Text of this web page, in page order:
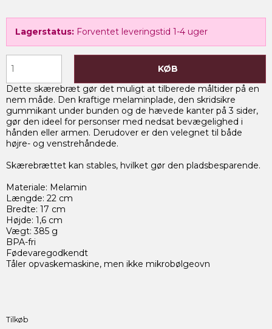
Lagerstatus: Forventet leveringstid 1-4 uger
KØB
Dette skærebræt gør det muligt at tilberede måltider på en
nem måde. Den kraftige melaminplade, den skridsikre
gummikant under bunden og de hævede kanter på 3 sider,
gør den ideel for personser med nedsat bevægelighed i
hånden eller armen. Derudover er den velegnet til både
højre- og venstrehåndede.
Skærebrættet kan stables, hvilket gør den pladsbesparende.
Materiale: Melamin
Længde: 22 cm
Bredte: 17 cm
Højde: 1,6 cm
Vægt: 385 g
BPA-fri
Fødevaregodkendt
Tåler opvaskemaskine, men ikke mikrobølgeovn
Tilkøb